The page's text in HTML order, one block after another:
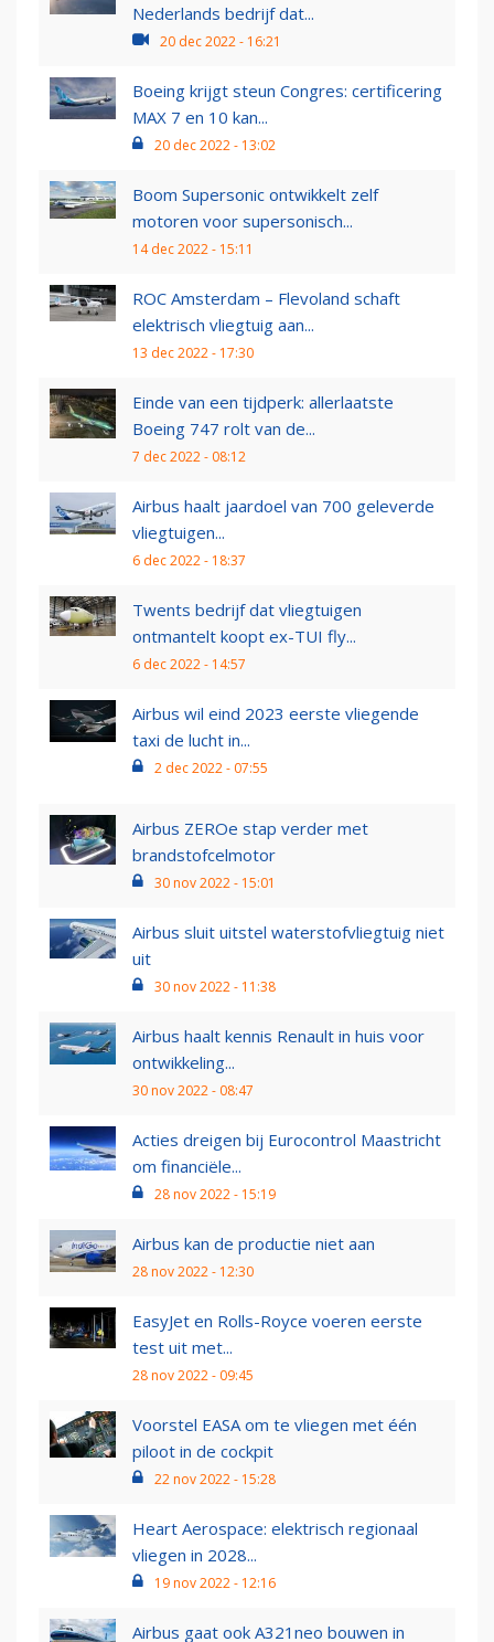
Nederlands bedrijf dat...
20 dec 2022 - 16:21
Boeing krijgt steun Congres: certificering
MAX 7 en 10 kan...
20 dec 2022 - 13:02
Boom Supersonic ontwikkelt zelf
motoren voor supersonisch...
14 dec 2022 - 15:11
ROC Amsterdam – Flevoland schaft
elektrisch vliegtuig aan...
13 dec 2022 - 17:30
Einde van een tijdperk: allerlaatste
Boeing 747 rolt van de...
7 dec 2022 - 08:12
Airbus haalt jaardoel van 700 geleverde
vliegtuigen...
6 dec 2022 - 18:37
Twents bedrijf dat vliegtuigen
ontmantelt koopt ex-TUI fly...
6 dec 2022 - 14:57
Airbus wil eind 2023 eerste vliegende
taxi de lucht in...
2 dec 2022 - 07:55
Airbus ZEROe stap verder met
brandstofcelmotor
30 nov 2022 - 15:01
Airbus sluit uitstel waterstofvliegtuig niet
uit
30 nov 2022 - 11:38
Airbus haalt kennis Renault in huis voor
ontwikkeling...
30 nov 2022 - 08:47
Acties dreigen bij Eurocontrol Maastricht
om financiële...
28 nov 2022 - 15:19
Airbus kan de productie niet aan
28 nov 2022 - 12:30
EasyJet en Rolls-Royce voeren eerste
test uit met...
28 nov 2022 - 09:45
Voorstel EASA om te vliegen met één
piloot in de cockpit
22 nov 2022 - 15:28
Heart Aerospace: elektrisch regionaal
vliegen in 2028...
19 nov 2022 - 12:16
Airbus gaat ook A321neo bouwen in